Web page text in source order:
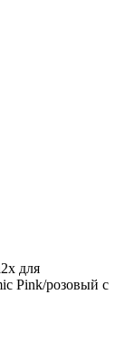
для
Pink/розовый с